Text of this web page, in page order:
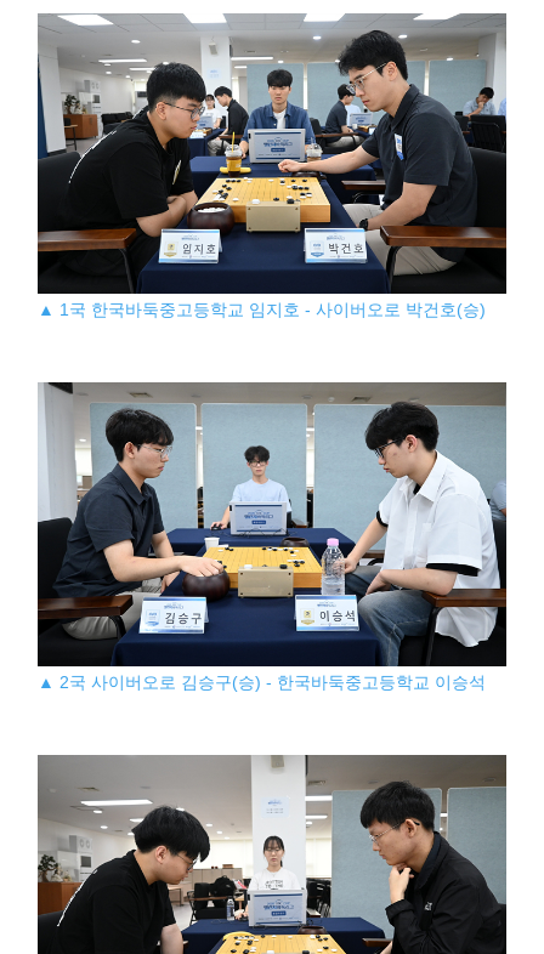
▲ 1국 한국바둑중고등학교 임지호 - 사이버오로 박건호(승)
▲ 2국 사이버오로 김승구(승) - 한국바둑중고등학교 이승석